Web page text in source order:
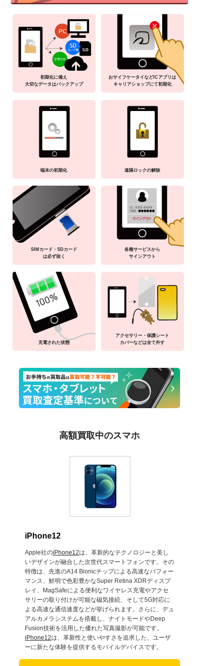
初期化に備え
大切なデータはバックアップ
おサイフケータイなどICアプリは
キャリアショップにて初期化
端末の初期化 遠隔ロックの解除
SIMカード・SDカード
は必ず抜く
各種サービスから
サインアウト
充電された状態
アクセサリー・保護シート
カバーなどは全て外す
高額買取中のスマホ
iPhone12
Apple社のiPhone12は、革新的なテクノロジーと美し
いデザインが融合した次世代スマートフォンです。その
特徴は、先進のA14 Bionicチップによる高速なパフォー
マンス、鮮明で色彩豊かなSuper Retina XDRディスプ
レイ、MagSafeによる便利なワイヤレス充電やアクセ
サリーの取り付けが可能な磁気接続、そして5G対応に
よる高速な通信速度などが挙げられます。さらに、デュ
アルカメラシステムを搭載し、ナイトモードやDeep
Fusion技術を活用した優れた写真撮影が可能です。
iPhone12は、革新性と使いやすさを追求した、ユーザ
ーに新たな体験を提供するモバイルデバイスです。